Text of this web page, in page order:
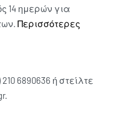
14 ημερών για
Περισσότερες
6890636 ή στείλτε